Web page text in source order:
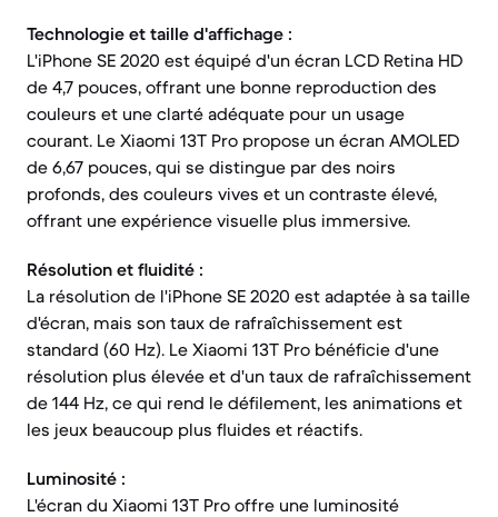
Technologie et taille d'affichage :
L'iPhone SE 2020 est équipé d'un écran LCD Retina HD
de 4,7 pouces, offrant une bonne reproduction des
couleurs et une clarté adéquate pour un usage
courant. Le Xiaomi 13T Pro propose un écran AMOLED
de 6,67 pouces, qui se distingue par des noirs
profonds, des couleurs vives et un contraste élevé,
offrant une expérience visuelle plus immersive.
Résolution et fluidité :
La résolution de l'iPhone SE 2020 est adaptée à sa taille
d'écran, mais son taux de rafraîchissement est
standard (60 Hz). Le Xiaomi 13T Pro bénéficie d'une
résolution plus élevée et d'un taux de rafraîchissement
de 144 Hz, ce qui rend le défilement, les animations et
les jeux beaucoup plus fluides et réactifs.
Luminosité :
L'écran du Xiaomi 13T Pro offre une luminosité